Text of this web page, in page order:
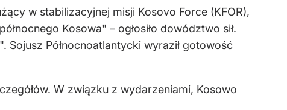
w stabilizacyjnej misji Kosovo Force (KFOR),
Kosowa" – ogłosiło dowództwo sił.
Północnoatlantycki wyraził gotowość
W związku z wydarzeniami, Kosowo